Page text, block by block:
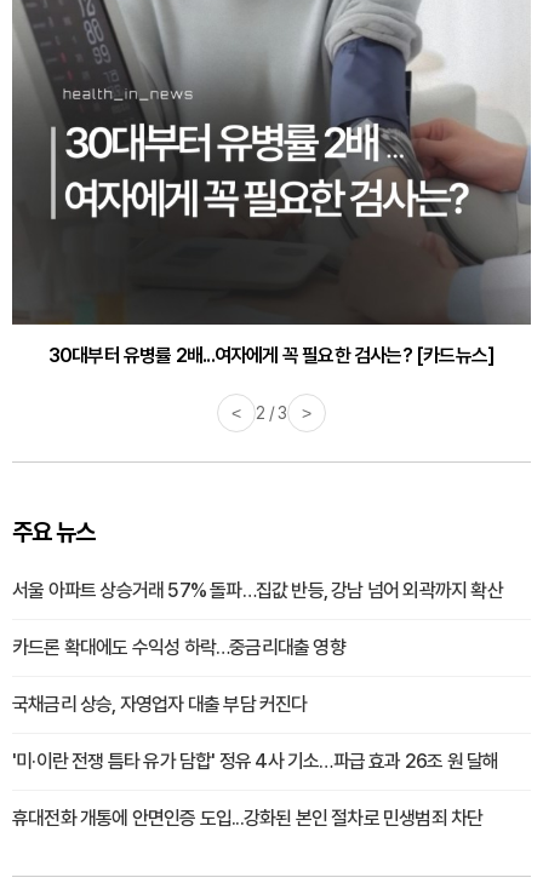
30대부터 유병률 2배...여자에게 꼭 필요한 검사는? [카드뉴스]
감기·독감 예방하고 면역력 높이는 4가지 영양제 [카드뉴스]
< 2 / 3 >
주요 뉴스
서울 아파트 상승거래 57% 돌파…집값 반등, 강남 넘어 외곽까지 확산
카드론 확대에도 수익성 하락…중금리대출 영향
국채금리 상승, 자영업자 대출 부담 커진다
'미·이란 전쟁 틈타 유가 담합' 정유 4사 기소…파급 효과 26조 원 달해
휴대전화 개통에 안면인증 도입...강화된 본인 절차로 민생범죄 차단